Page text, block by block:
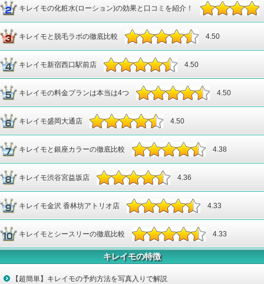
4.67
キレイモの化粧水(ローション)の効果と口コミを紹介！
4.67
キレイモと脱毛ラボの徹底比較 4.50
キレイモ新宿西口駅前店 4.50
キレイモの料金プランは本当は4つ 4.50
キレイモ盛岡大通店 4.50
キレイモと銀座カラーの徹底比較 4.38
キレイモ渋谷宮益坂店 4.36
キレイモ金沢 香林坊アトリオ店 4.33
キレイモとシースリーの徹底比較 4.33
キレイモの特徴
【超簡単】キレイモの予約方法を写真入りで解説